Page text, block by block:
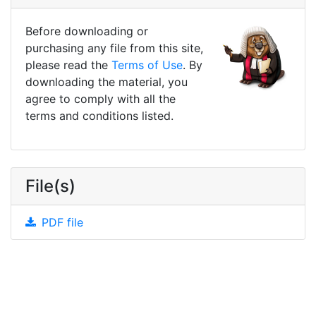
Before downloading or
purchasing any file from this site,
please read the Terms of Use. By
downloading the material, you
agree to comply with all the
terms and conditions listed.
File(s)
PDF file